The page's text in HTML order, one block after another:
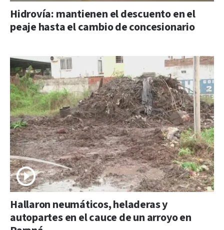
Hidrovía: mantienen el descuento en el
peaje hasta el cambio de concesionario
Hallaron neumáticos, heladeras y
autopartes en el cauce de un arroyo en